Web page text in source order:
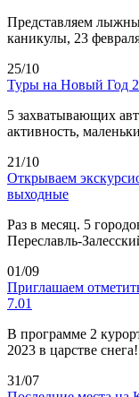
Представляем
каникулы, 23
25/10
Туры на Новый Год
5 захватывающих
активность,
21/10
Открываем
выходные
Раз в месяц. 5
Переславль-
01/09
Приглашаем
7.01
В программе 2
2023 в царстве
31/07